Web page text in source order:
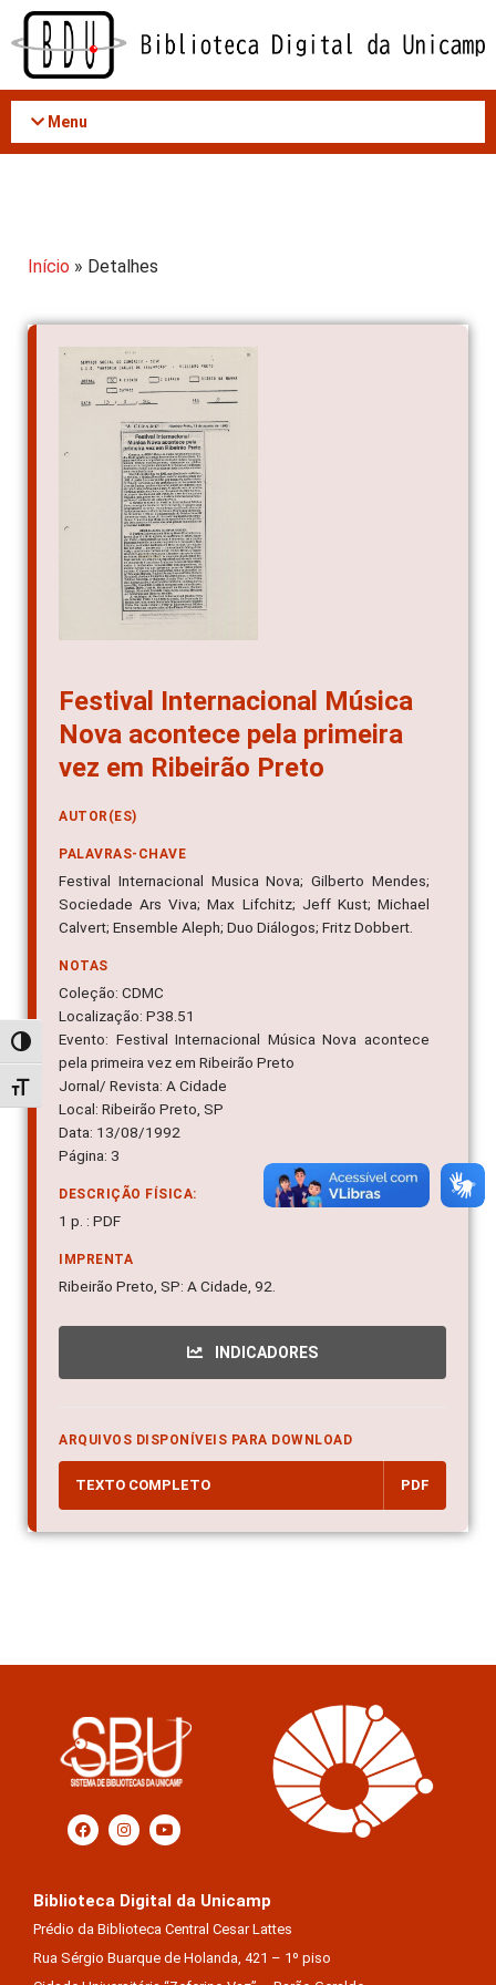
Acessar
conteúdo
Alternar alto contraste
Alternar tamanho da fonte
Menu
Início » Detalhes
Festival Internacional Música
Nova acontece pela primeira
vez em Ribeirão Preto
AUTOR(ES)
PALAVRAS-CHAVE
Festival Internacional Musica Nova; Gilberto Mendes;
Sociedade Ars Viva; Max Lifchitz; Jeff Kust; Michael
Calvert; Ensemble Aleph; Duo Diálogos; Fritz Dobbert.
NOTAS
Coleção: CDMC
Localização: P38.51
Evento: Festival Internacional Música Nova acontece
pela primeira vez em Ribeirão Preto
Jornal/ Revista: A Cidade
Local: Ribeirão Preto, SP
Data: 13/08/1992
Página: 3
DESCRIÇÃO FÍSICA:
1 p. : PDF
IMPRENTA
Ribeirão Preto, SP: A Cidade, 92.
INDICADORES
ARQUIVOS DISPONÍVEIS PARA DOWNLOAD
TEXTO COMPLETO PDF
Biblioteca Digital da Unicamp
Prédio da Biblioteca Central Cesar Lattes
Rua Sérgio Buarque de Holanda, 421 – 1º piso